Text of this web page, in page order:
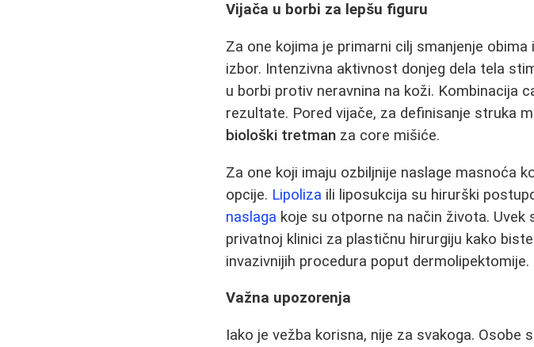
Vijača u borbi za lepšu figuru
Za one kojima je primarni cilj smanjenje obima i
izbor. Intenzivna aktivnost donjeg dela tela
u borbi protiv neravnina na koži. Kombinacija
rezultate. Pored vijače, za definisanje struka
biološki tretman za core mišiće.
Za one koji imaju ozbiljnije naslage masnoća
opcije. Lipoliza ili liposukcija su hirurški
naslaga koje su otporne na način života.
privatnoj klinici za plastičnu hirurgiju kako
invazivnijih procedura poput dermolipektomije.
Važna upozorenja
Iako je vežba korisna, nije za svakoga. Osobe